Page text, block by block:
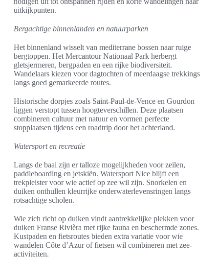
uitkijkpunten.
Bergachtige binnenlanden en natuurparken
Het binnenland wisselt van mediterrane bossen naar ruige
bergtoppen. Het Mercantour Nationaal Park herbergt
gletsjermeren, bergpaden en een rijke biodiversiteit.
Wandelaars kiezen voor dagtochten of meerdaagse trekkings
langs goed gemarkeerde routes.
Historische dorpjes zoals Saint-Paul-de-Vence en Gourdon
liggen verstopt tussen hoogteverschillen. Deze plaatsen
combineren cultuur met natuur en vormen perfecte
stopplaatsen tijdens een roadtrip door het achterland.
Watersport en recreatie
Langs de baai zijn er talloze mogelijkheden voor zeilen,
paddleboarding en jetskiën. Watersport Nice blijft een
trekpleister voor wie actief op zee wil zijn. Snorkelen en
duiken onthullen kleurrijke onderwaterlevensringen langs
rotsachtige scholen.
Wie zich richt op duiken vindt aantrekkelijke plekken voor
duiken Franse Rivièra met rijke fauna en beschermde zones.
Kustpaden en fietsroutes bieden extra variatie voor wie
wandelen Côte d’Azur of fietsen wil combineren met zee-
activiteiten.